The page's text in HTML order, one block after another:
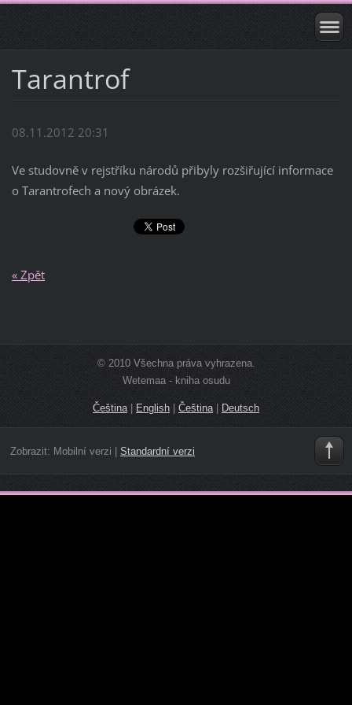
Tarantrof
08.11.2012 20:31
Ve studovně v rejstříku národů přibyly rozšiřující informace
o Tarantrofech a nový obrázek.
« Zpět
© 2010 Všechna práva vyhrazena.
Wetemaa - kniha osudu
Čeština| English | Čeština | Deutsch
Zobrazit: Mobilní verzi Standardní verzi